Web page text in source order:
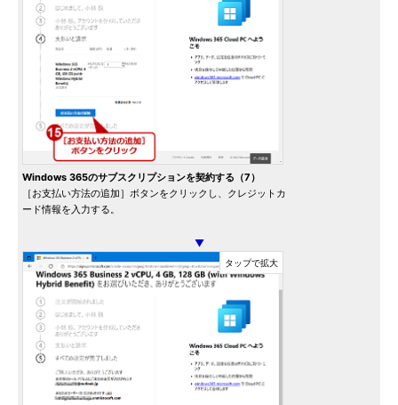
Windows 365のサブスクリプションを契約する（7）
［お支払い方法の追加］ボタンをクリックし、クレジットカ
ード情報を入力する。
▼